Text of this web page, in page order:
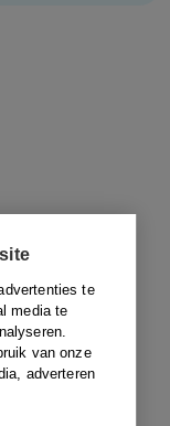
te
media te
van onze
adverteren